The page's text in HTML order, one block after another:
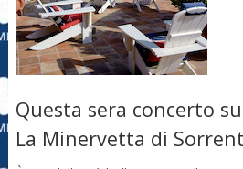
Questa sera concerto
La Minervetta di